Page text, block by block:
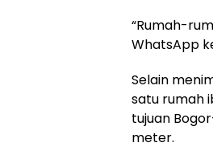
“Rumah-
WhatsApp
Selain
satu rumah
tujuan
meter.